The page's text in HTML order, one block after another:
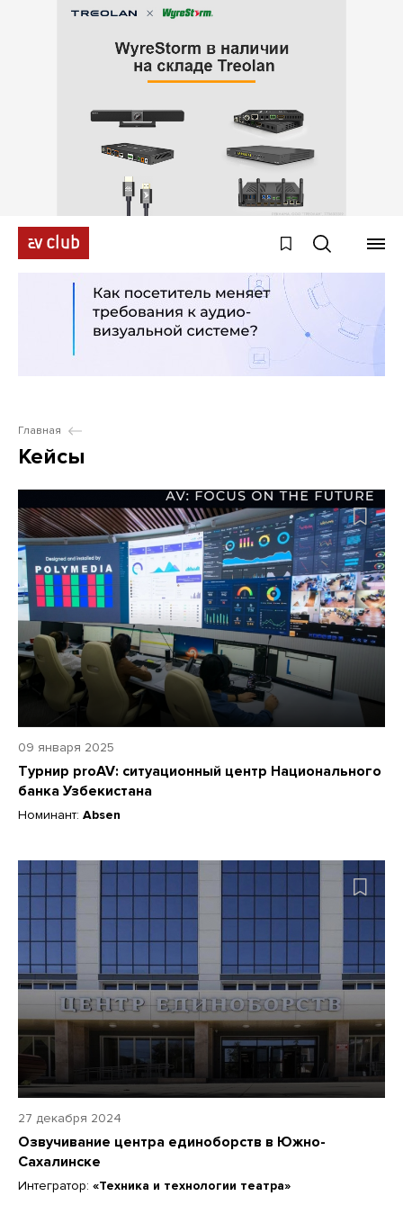
Главная
Кейсы
09 января 2025
Турнир proAV: ситуационный центр Национального
банка Узбекистана
Номинант: Absen
27 декабря 2024
Озвучивание центра единоборств в Южно-
Сахалинске
Интегратор: «Техника и технологии театра»